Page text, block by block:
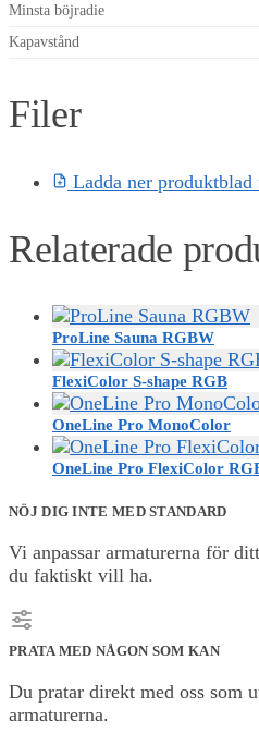
Minsta böjradie
Kapavstånd
Filer
Ladda ner
Relaterade
ProLine Sauna RGBW
FlexiColor S-shape RGB
OneLine Pro MonoColor
OneLine Pro FlexiColor
NÖJ DIG INTE MED STANDARD
Vi anpassar armaturerna för
du faktiskt vill ha.
PRATA MED NÅGON SOM KAN
Du pratar direkt med oss som
armaturerna.